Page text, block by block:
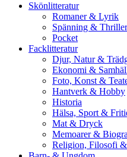
Skönlitteratur
Romaner & Lyrik
Spänning &
Pocket
Facklitteratur
Djur, Natur &
Ekonomi &
Foto, Konst &
Hantverk & Hobby
Historia
Hälsa, Sport &
Mat & Dryck
Memoarer &
Religion, Filosofi